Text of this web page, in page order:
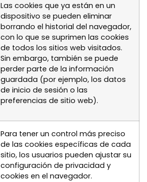
Las cookies que ya están en un
dispositivo se pueden eliminar
borrando el historial del navegador,
con lo que se suprimen las cookies
de todos los sitios web visitados.
Sin embargo, también se puede
perder parte de la información
guardada (por ejemplo, los datos
de inicio de sesión o las
preferencias de sitio web).
Para tener un control más preciso
de las cookies específicas de cada
sitio, los usuarios pueden ajustar su
configuración de privacidad y
cookies en el navegador.